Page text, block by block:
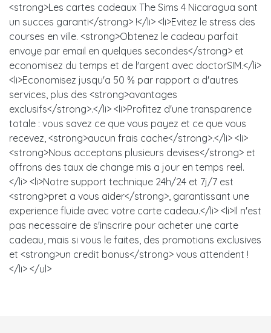
<strong>Les cartes cadeaux The Sims 4 Nicaragua sont
un succes garanti</strong> !</li> <li>Evitez le stress des
courses en ville. <strong>Obtenez le cadeau parfait
envoye par email en quelques secondes</strong> et
economisez du temps et de l'argent avec doctorSIM.</li>
<li>Economisez jusqu'a 50 % par rapport a d'autres
services, plus des <strong>avantages
exclusifs</strong>.</li> <li>Profitez d'une transparence
totale : vous savez ce que vous payez et ce que vous
recevez, <strong>aucun frais cache</strong>.</li> <li>
<strong>Nous acceptons plusieurs devises</strong> et
offrons des taux de change mis a jour en temps reel.
</li> <li>Notre support technique 24h/24 et 7j/7 est
<strong>pret a vous aider</strong>, garantissant une
experience fluide avec votre carte cadeau.</li> <li>Il n'est
pas necessaire de s'inscrire pour acheter une carte
cadeau, mais si vous le faites, des promotions exclusives
et <strong>un credit bonus</strong> vous attendent !
</li> </ul>